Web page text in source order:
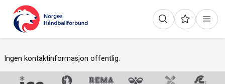
Ingen kontaktinformasjon offentlig.